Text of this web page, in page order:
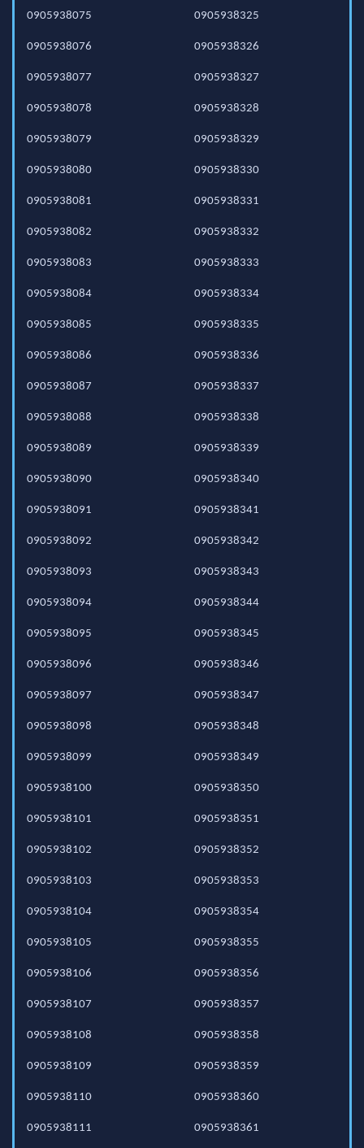
0905938075
0905938076
0905938077
0905938078
0905938079
0905938080
0905938081
0905938082
0905938083
0905938084
0905938085
0905938086
0905938087
0905938088
0905938089
0905938090
0905938091
0905938092
0905938093
0905938094
0905938095
0905938096
0905938097
0905938098
0905938099
0905938100
0905938101
0905938102
0905938103
0905938104
0905938105
0905938106
0905938107
0905938108
0905938109
0905938110
0905938111
0905938325
0905938326
0905938327
0905938328
0905938329
0905938330
0905938331
0905938332
0905938333
0905938334
0905938335
0905938336
0905938337
0905938338
0905938339
0905938340
0905938341
0905938342
0905938343
0905938344
0905938345
0905938346
0905938347
0905938348
0905938349
0905938350
0905938351
0905938352
0905938353
0905938354
0905938355
0905938356
0905938357
0905938358
0905938359
0905938360
0905938361